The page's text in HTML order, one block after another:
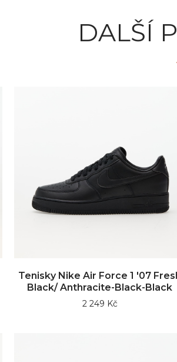
DALŠÍ
Tenisky Nike Air Force 1 '07
Black/ Anthracite-Black-Black
2 249 Kč